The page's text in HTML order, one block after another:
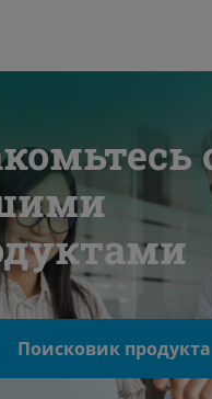
Поисковик продукта